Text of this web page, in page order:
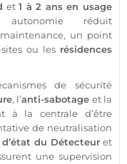
et1 à 2 ans en usage
réduit
un point
ou les résidences
de sécurité
, l’anti-sabotage et la
à lacentrale d’être
de neutralisation
du Détecteur et
une supervision